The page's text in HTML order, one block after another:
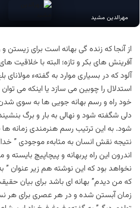
مهرالدین مشید
از آنجا که زنده گی بهانه است برای زیستن
آفرینش های بکر و تازه؛ البته با خلاقیت
آلود که در بسیاری موارد به گفتهء مولانای
استدلال را چوبین می سازد یا اینکه می
خود راه و رسم بهانه جویی ها به سوی
دلی شگفته شود و نهالی به بار و برگ
شود. به این ترتیب رسم هنرمندی زمانه ها
نتیجه نقش انسان به مثابهء موجودی ”
اندرون این راه پربهانه و پیچاپیچ بایسته
نخواهد بود که این نوشته هم زیر عنوان ”
که من دیدم” بهانه ای باشد برای بیان
زمان آبستن شده و در هر عصری برای هر